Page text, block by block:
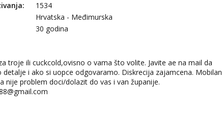
1534
Hrvatska - Međimurska
30 godina
troje ili cuckcold,ovisno o vama što volite. Javite ae na mail da
i ako si uopce odgovaramo. Diskrecija zajamcena. Mobilan
nije problem doci/dolazit do vas i van županije.